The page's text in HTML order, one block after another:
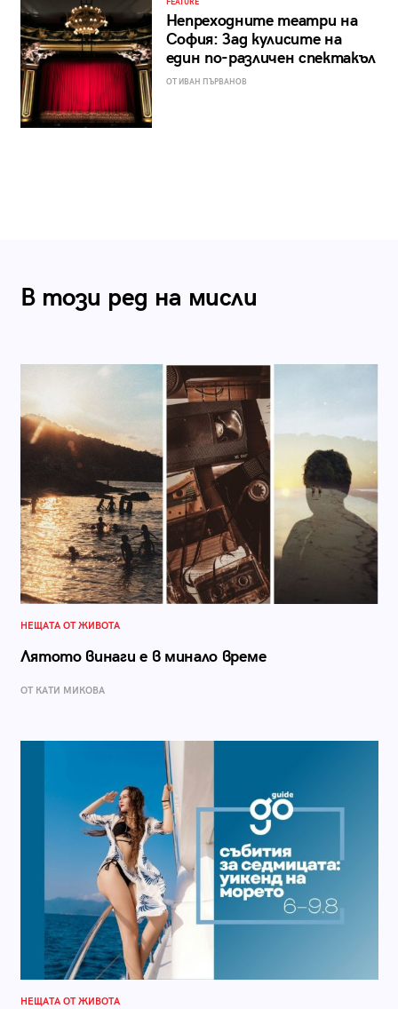
FEATURE
Непреходните театри на
София: Зад кулисите на
един по-различен спектакъл
ОТ ИВАН ПЪРВАНОВ
В този ред на мисли
НЕЩАТА ОТ ЖИВОТА
Лятото винаги е в минало време
ОТ КАТИ МИКОВА
НЕЩАТА ОТ ЖИВОТА